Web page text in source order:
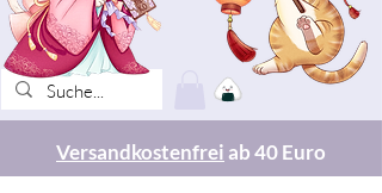
Versandkostenfrei ab 40 Euro